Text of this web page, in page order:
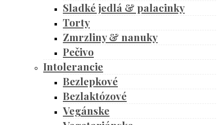
Sladké jedlá & palacinky
Torty
Zmrzliny & nanuky
Pečivo
Intolerancie
Bezlepkové
Bezlaktózové
Vegánske